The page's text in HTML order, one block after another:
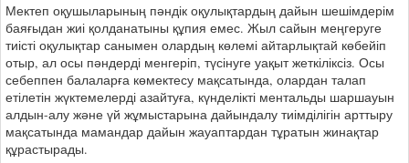
Мектеп оқушыларының пәндік оқулықтардың дайын шешімдерім
баяғыдан жиі қолданатыны құпия емес. Жыл сайын меңгеруге
тиісті оқулықтар санымен олардың көлемі айтарлықтай көбейіп
отыр, ал осы пәндерді менгеріп, түсінуге уақыт жеткіліксіз. Осы
себеппен балаларға көмектесу мақсатында, олардан талап
етілетін жүктемелерді азайтуға, күнделікті ментальды шаршауын
алдын-алу және үй жұмыстарына дайындалу тиімділігін арттыру
мақсатында мамандар дайын жауаптардан тұратын жинақтар
құрастырады.